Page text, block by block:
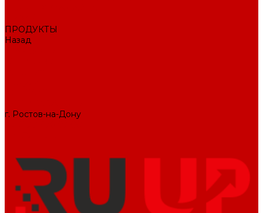
ПРОДУКТЫ
Назад
г. Ростов-на-Дону